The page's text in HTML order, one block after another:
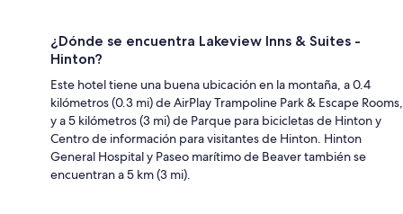
¿Dónde se encuentra Lakeview Inns & Suites -
Hinton?
Este hotel tiene una buena ubicación en la montaña, a 0.4
kilómetros (0.3 mi) de AirPlay Trampoline Park & Escape Rooms,
y a 5 kilómetros (3 mi) de Parque para bicicletas de Hinton y
Centro de información para visitantes de Hinton. Hinton
General Hospital y Paseo marítimo de Beaver también se
encuentran a 5 km (3 mi).